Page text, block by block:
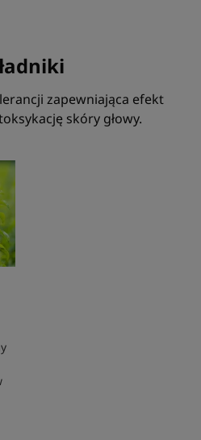
zapewniająca efekt
skóry głowy.